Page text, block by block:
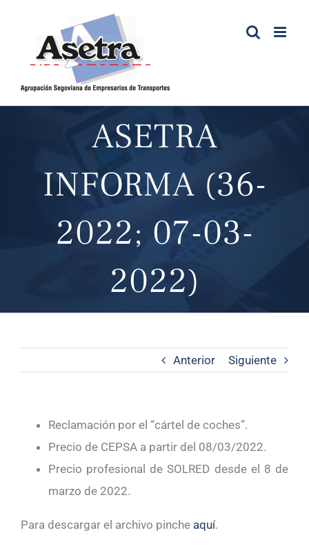
contenido
ASETRA
INFORMA (36-
2022; 07-03-
2022)
Anterior Siguiente
Reclamación por el “cártel de coches”.
Precio de CEPSA a partir del 08/03/2022.
Precio profesional de SOLRED desde el 8 de
marzo de 2022.
Para descargar el archivo pinche aquí.